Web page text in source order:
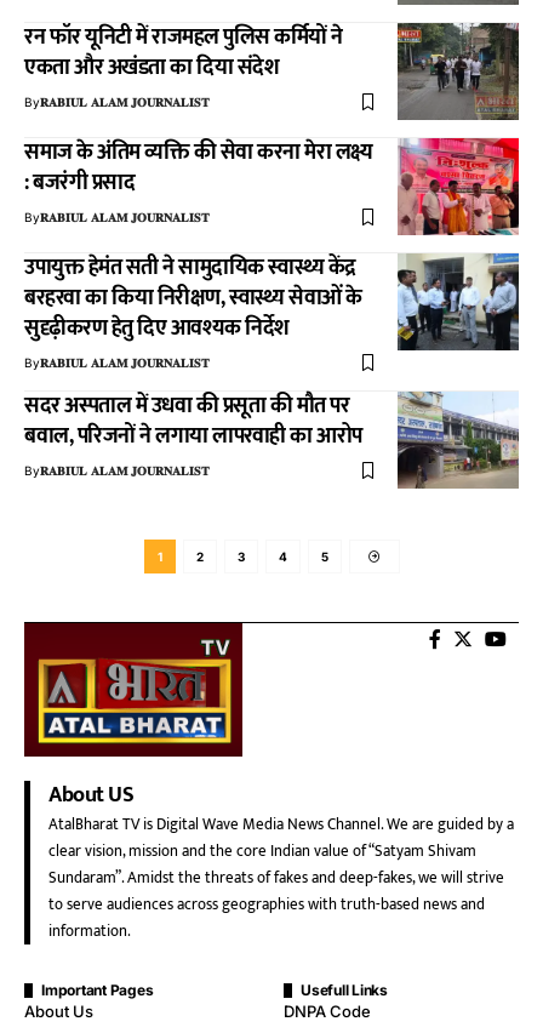
रन फॉर यूनिटी में राजमहल पुलिस कर्मियों ने
एकता और अखंडता का दिया संदेश
By𝐑𝐀𝐁𝐈𝐔𝐋 𝐀𝐋𝐀𝐌 𝐉𝐎𝐔𝐑𝐍𝐀𝐋𝐈𝐒𝐓
समाज के अंतिम व्यक्ति की सेवा करना मेरा लक्ष्य
: बजरंगी प्रसाद
By𝐑𝐀𝐁𝐈𝐔𝐋 𝐀𝐋𝐀𝐌 𝐉𝐎𝐔𝐑𝐍𝐀𝐋𝐈𝐒𝐓
उपायुक्त हेमंत सती ने सामुदायिक स्वास्थ्य केंद्र
बरहरवा का किया निरीक्षण, स्वास्थ्य सेवाओं के
सुदृढ़ीकरण हेतु दिए आवश्यक निर्देश
By𝐑𝐀𝐁𝐈𝐔𝐋 𝐀𝐋𝐀𝐌 𝐉𝐎𝐔𝐑𝐍𝐀𝐋𝐈𝐒𝐓
सदर अस्पताल में उधवा की प्रसूता की मौत पर
बवाल, परिजनों ने लगाया लापरवाही का आरोप
By𝐑𝐀𝐁𝐈𝐔𝐋 𝐀𝐋𝐀𝐌 𝐉𝐎𝐔𝐑𝐍𝐀𝐋𝐈𝐒𝐓
1 2 3 4 5
About US
AtalBharat TV is Digital Wave Media News Channel. We are guided by a
clear vision, mission and the core Indian value of “Satyam Shivam
Sundaram”. Amidst the threats of fakes and deep-fakes, we will strive
to serve audiences across geographies with truth-based news and
information.
Important Pages
About Us
Usefull Links
DNPA Code